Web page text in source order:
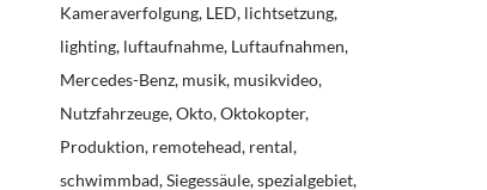
Kameraverfolgung LED lichtsetzung
lighting luftaufnahme Luftaufnahmen
Mercedes-Benz musik musikvideo
Nutzfahrzeuge Okto Oktokopter
Produktion remotehead rental
schwimmbad Siegessäule spezialgebiet